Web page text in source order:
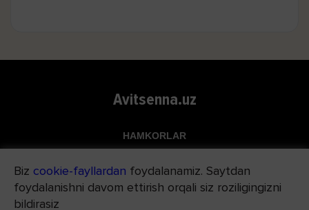
Avitsenna.uz
HAMKORLAR
Apteka.uz
Med24.uz
Biz cookie-fayllardan foydalanamiz. Saytdan
foydalanishni davom ettirish orqali siz roziligingizni
bildirasiz